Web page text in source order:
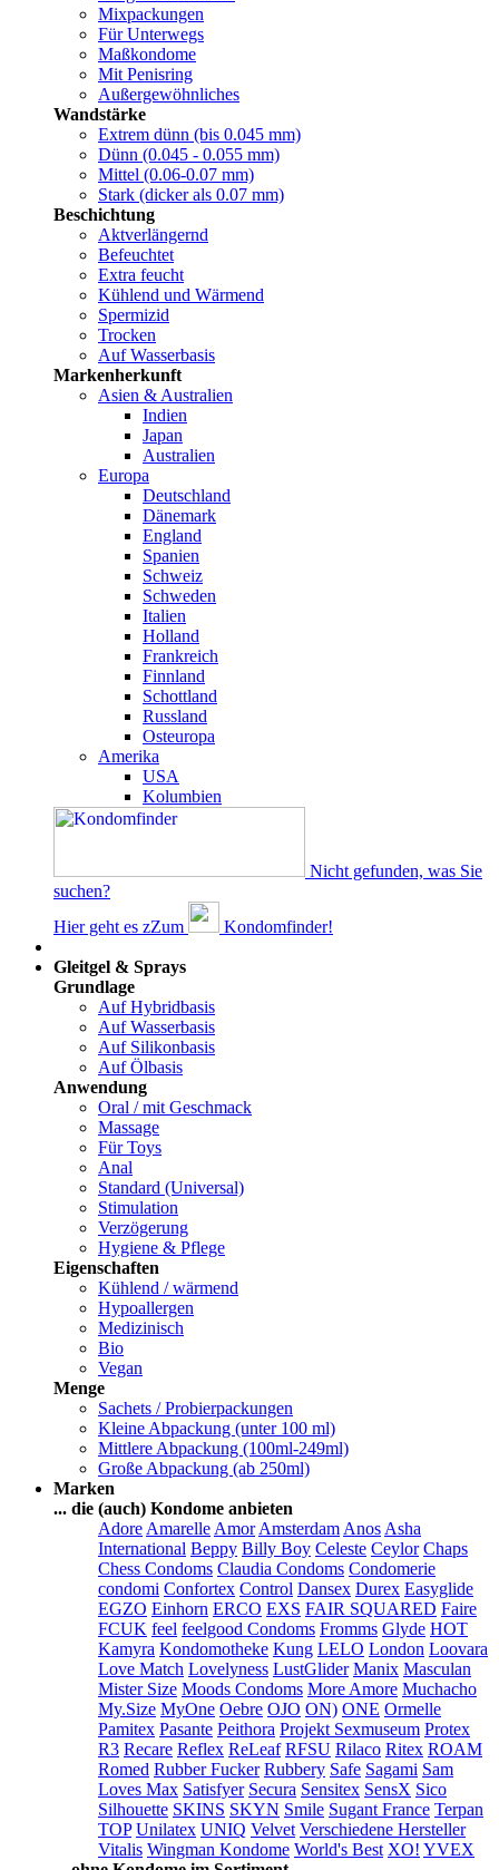
Mixpackungen
Für Unterwegs
Maßkondome
Mit Penisring
Außergewöhnliches
Wandstärke
Extrem dünn (bis 0.045 mm)
Dünn (0.045 - 0.055 mm)
Mittel (0.06-0.07 mm)
Stark (dicker als 0.07 mm)
Beschichtung
Aktverlängernd
Befeuchtet
Extra feucht
Kühlend und Wärmend
Spermizid
Trocken
Auf Wasserbasis
Markenherkunft
Asien & Australien
Indien
Japan
Australien
Europa
Deutschland
Dänemark
England
Spanien
Schweiz
Schweden
Italien
Holland
Frankreich
Finnland
Schottland
Russland
Osteuropa
Amerika
USA
Kolumbien
Nicht gefunden, was Sie
suchen?
Hier geht es zZum
Kondomfinder!
Gleitgel & Sprays
Grundlage
Auf Hybridbasis
Auf Wasserbasis
Auf Silikonbasis
Auf Ölbasis
Anwendung
Oral / mit Geschmack
Massage
Für Toys
Anal
Standard (Universal)
Stimulation
Verzögerung
Hygiene & Pflege
Eigenschaften
Kühlend / wärmend
Hypoallergen
Medizinisch
Bio
Vegan
Menge
Sachets / Probierpackungen
Kleine Abpackung (unter 100 ml)
Mittlere Abpackung (100ml-249ml)
Große Abpackung (ab 250ml)
Marken
... die (auch) Kondome anbieten
Adore Amarelle Amor Amsterdam Anos Asha
International Beppy Billy Boy Celeste Ceylor Chaps
Chess Condoms Claudia Condoms Condomerie
condomi Confortex Control Dansex Durex Easyglide
EGZO Einhorn ERCO EXS FAIR SQUARED Faire
FCUK feel feelgood Condoms Fromms Glyde HOT
Kamyra Kondomotheke Kung LELO London Loovara
Love Match Lovelyness LustGlider Manix Masculan
Mister Size Moods Condoms More Amore Muchacho
My.Size MyOne Oebre OJO ON) ONE Ormelle
Pamitex Pasante Peithora Projekt Sexmuseum Protex
R3 Recare Reflex ReLeaf RFSU Rilaco Ritex ROAM
Romed Rubber Fucker Rubbery Safe Sagami Sam
Loves Max Satisfyer Secura Sensitex SensX Sico
Silhouette SKINS SKYN Smile Sugant France Terpan
TOP Unilatex UNIQ Velvet Verschiedene Hersteller
Vitalis Wingman Kondome World's Best XO! YVEX